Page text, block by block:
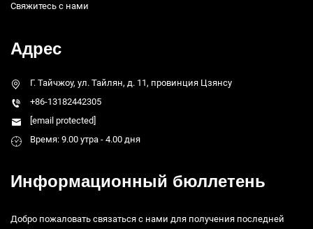
Свяжитесь с нами
Адрес
Г. Тайчжоу, ул. Тайлян, д. 11, провинция Цзянсу
+86-13182442305
[email protected]
Время: 9.00 утра - 4.00 дня
Информационный бюллетень
Добро пожаловать связаться с нами для получения последней